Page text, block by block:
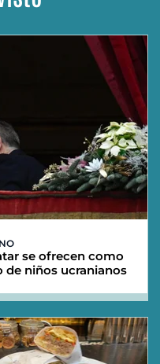
se ofrecen como
de niños ucranianos